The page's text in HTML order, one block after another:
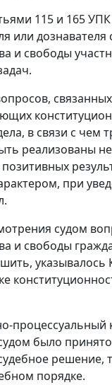
115 и 165УПК
или
и свободы
в связи с чем
реализованы
при
судом
и свободы
процессуальный
было
решение,
порядке.